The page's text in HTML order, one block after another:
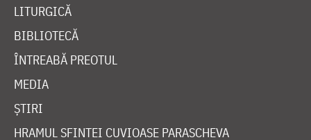
LITURGICĂ
BIBLIOTECĂ
ÎNTREABĂ PREOTUL
MEDIA
ȘTIRI
HRAMUL SFINTEI CUVIOASE PARASCHEVA